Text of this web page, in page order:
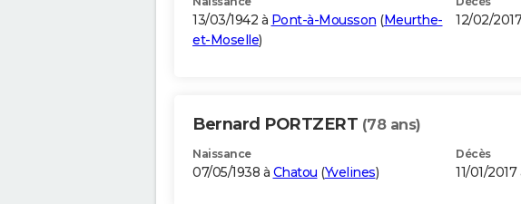
13/03/1942 à Pont-à-Mousson (Meurthe-
et-Moselle)
12/02/
Bernard PORTZERT (78 ans)
Naissance
07/05/1938 à Chatou (Yvelines)
Décès
11/01/2017